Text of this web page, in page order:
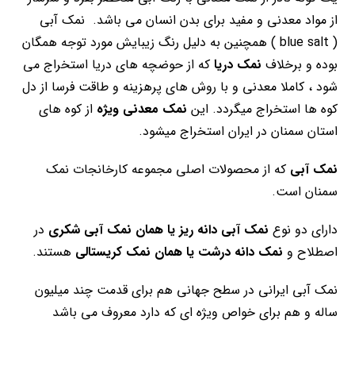
از مواد معدنی و مفید برای بدن انسان می باشد. نمک آبی
( blue salt ) همچنین به دلیل رنگ زیبایش مورد توجه همگان
بوده و برخلاف نمک دریا که از حوضچه های دریا استخراج می
شود ، کاملا معدنی و با روش های پرهزینه و طاقت فرسا از دل
کوه ها استخراج میگردد. این نمک معدنی ویژه از کوه های
استان سمنان در ایران استخراج میشود.
نمک آبی که از محصولات اصلی مجموعه کارخانجات نمک
سمنان است.
دارای دو نوع نمک آبی دانه ریز یا همان نمک آبی شکری در
اصطلاح و نمک دانه درشت یا همان نمک کریستالی هستند.
نمک آبی ایرانی در سطح جهانی هم برای قدمت چند میلیون
ساله و هم برای خواص ویژه ای که دارد معروف می باشد